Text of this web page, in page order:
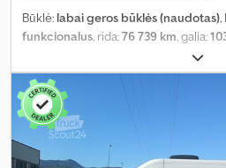
Būklė: labai geros būklės (naudotas),
funkcionalus, rida:76 739 km, galia:
, sėdimų vietų skaičius:4
tipas:mechaninis, spalva:balta,
plotis:2 050 mm
ašys, emisijos klasė:
3 500 kg, tuščias svoris: ,
ankstesnių savininkų skaičius:
,